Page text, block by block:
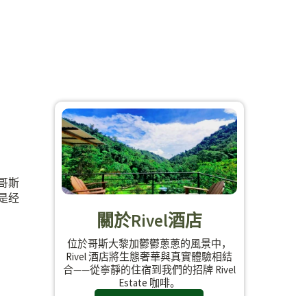
斯
经
關於Rivel酒店
位於哥斯大黎加鬱鬱蔥蔥的風景中，
Rivel 酒店將生態奢華與真實體驗相結
合——從寧靜的住宿到我們的招牌 Rivel
Estate 咖啡。